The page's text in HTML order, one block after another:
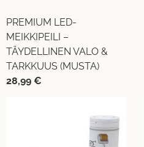
PREMIUM LED-
MEIKKIPEILI –
TÄYDELLINEN VALO &
TARKKUUS (MUSTA)
28,99 €